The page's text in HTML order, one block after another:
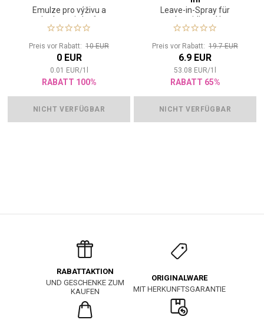
Emulze pro výživu a
hydrataci vlasů
Preis vor Rabatt: 10 EUR
0 EUR
0.01 EUR/1
RABATT 100%
NICHT VERFÜGBAR
Leave-in-Spray für
geschmeidiges Haar
Preis vor Rabatt: 19.7 EUR
6.9 EUR
53.08 EUR/1
RABATT 65%
NICHT VERFÜGBAR
RABATTAKTION
UND GESCHENKE ZUM
KAUFEN
ORIGINALWARE
MIT HERKUNFTSGARANTIE